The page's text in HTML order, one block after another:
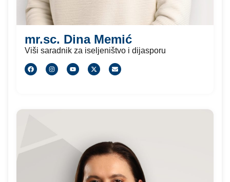
mr.sc. Dina Memić
Viši saradnik za iseljeništvo i dijasporu